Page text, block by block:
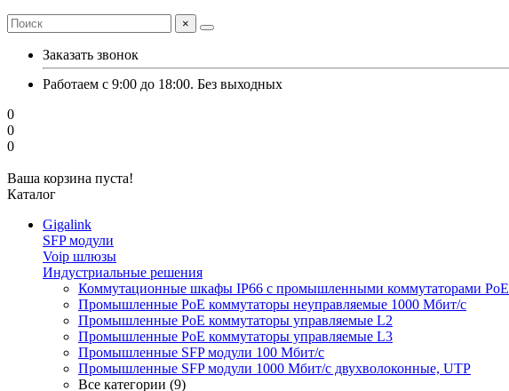
×
Заказать звонок
Работаем с 9:00 до 18:00. Без выходных
0
0
0
Ваша корзина пуста!
Каталог
Gigalink
SFP модули
Voip шлюзы
Индустриальные решения
Коммутационные шкафы IP66 c промышленными коммутаторами PoE
Промышленные PoE коммутаторы неуправляемые 1000 Мбит/с
Промышленные PoE коммутаторы управляемые L2
Промышленные PoE коммутаторы управляемые L3
Промышленные SFP модули 100 Мбит/c
Промышленные SFP модули 1000 Мбит/c двухволоконные, UTP
Все категории (9)